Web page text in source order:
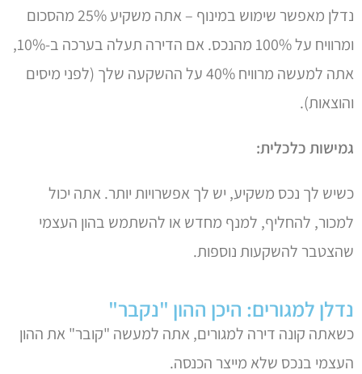
נדלן מאפשר שימוש במינוף – אתה משקיע 25% מהסכום
ומרוויח על 100% מהנכס. אם הדירה תעלה בערכה ב-10%,
אתה למעשה מרוויח 40% על ההשקעה שלך (לפני מיסים
והוצאות).
גמישות כלכלית:
כשיש לך נכס משקיע, יש לך אפשרויות יותר. אתה יכול
למכור, להחליף, למנף מחדש או להשתמש בהון העצמי
שהצטבר להשקעות נוספות.
נדלן למגורים: היכן ההון "נקבר"
כשאתה קונה דירה למגורים, אתה למעשה "קובר" את ההון
העצמי בנכס שלא מייצר הכנסה.